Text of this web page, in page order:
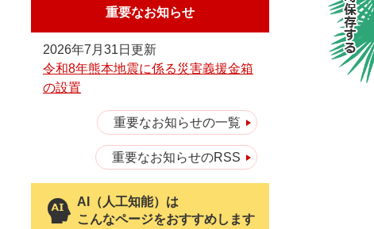
重要なお知らせ
2026年7月31日更新
令和8年熊本地震に係る災害義援金箱
の設置
重要なお知らせの一覧
重要なお知らせのRSS
AI（人工知能）は
こんなページをおすすめします